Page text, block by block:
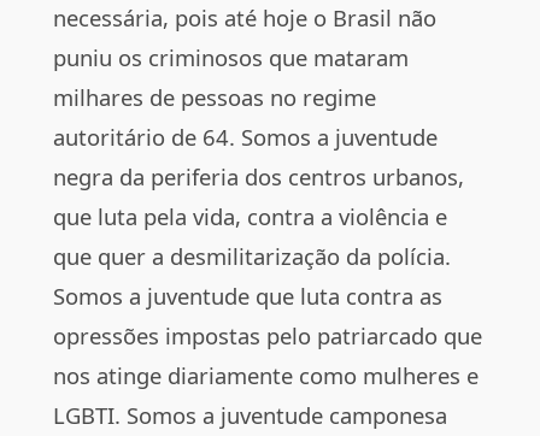
necessária, pois até hoje o Brasil não
puniu os criminosos que mataram
milhares de pessoas no regime
autoritário de 64. Somos a juventude
negra da periferia dos centros urbanos,
que luta pela vida, contra a violência e
que quer a desmilitarização da polícia.
Somos a juventude que luta contra as
opressões impostas pelo patriarcado que
nos atinge diariamente como mulheres e
LGBTI. Somos a juventude camponesa